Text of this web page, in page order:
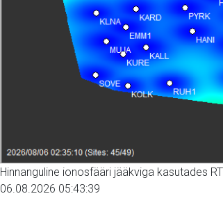
Hinnanguline ionosfääri jääkviga kasutades
06.08.2026 05:43:39